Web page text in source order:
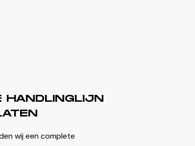
HANDLINGLIJN
wij een complete